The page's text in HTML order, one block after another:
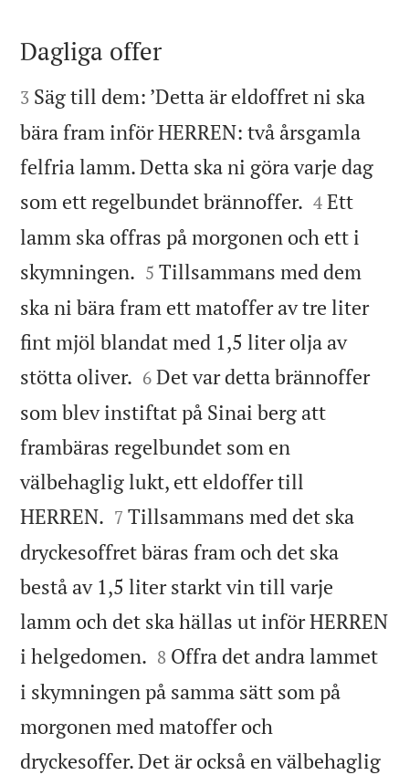

Dagliga offer

3 Säg till dem: ’Detta är eldoffret ni ska
bära fram inför HERREN: två årsgamla
felfria lamm. Detta ska ni göra varje dag
som ett regelbundet brännoffer. 

4 Ett
lamm ska offras på morgonen och ett i
skymningen. 

5 Tillsammans med dem
ska ni bära fram ett matoffer av tre liter
fint mjöl blandat med 1,5 liter olja av
stötta oliver. 

6 Det var detta brännoffer
som blev instiftat på Sinai berg att
frambäras regelbundet som en
välbehaglig lukt, ett eldoffer till
HERREN. 

7 Tillsammans med det ska
dryckesoffret bäras fram och det ska
bestå av 1,5 liter starkt vin till varje
lamm och det ska hällas ut inför HERREN
i helgedomen. 

8 Offra det andra lammet
i skymningen på samma sätt som på
morgonen med matoffer och
dryckesoffer. Det är också en välbehaglig